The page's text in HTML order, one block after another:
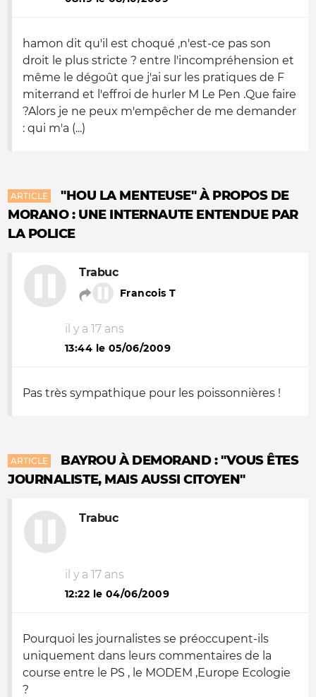
hamon dit qu'il est choqué ,n'est-ce pas son
droit le plus stricte ? entre l'incompréhension et
même le dégoût que j'ai sur les pratiques de F
miterrand et l'effroi de hurler M Le Pen .Que faire
?Alors je ne peux m'empêcher de me demander
: qui m'a (...)
ARTICLE
"HOU LA MENTEUSE" À PROPOS DE
MORANO : UNE INTERNAUTE ENTENDUE PAR
LA POLICE
Trabuc
Francois T
il y a 17 ans
13:44 le 05/06/2009
Pas très sympathique pour les poissonnières !
ARTICLE
BAYROU À DEMORAND : "VOUS ÊTES
JOURNALISTE, MAIS AUSSI CITOYEN"
Trabuc
il y a 17 ans
12:22 le 04/06/2009
Pourquoi les journalistes se préoccupent-ils
uniquement dans leurs commentaires de la
course entre le PS , le MODEM ,Europe Ecologie
?